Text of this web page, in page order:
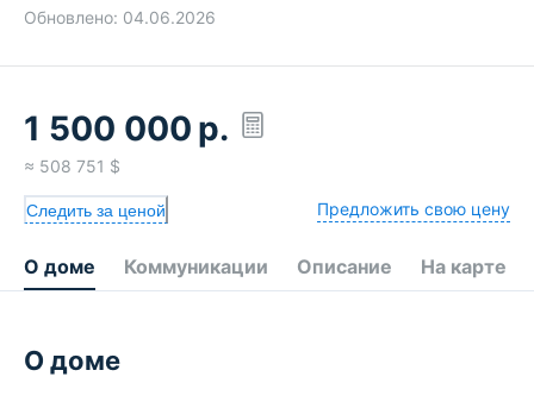
Обновлено: 04.06.2026
1 500 000 р.
≈ 508 751 $
Следить за ценой Предложить свою цену
О доме Коммуникации Описание На карте
О доме